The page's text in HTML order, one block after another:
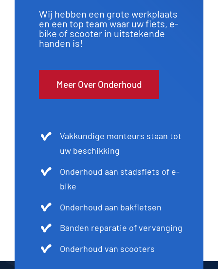
Wij hebben een grote werkplaats
en een top team waar uw fiets, e-
bike of scooter in uitstekende
handen is!
Meer Over Onderhoud
Vakkundige monteurs staan tot
uw beschikking
Onderhoud aan stadsfiets of e-
bike
Onderhoud aan bakfietsen
Banden reparatie of vervanging
Onderhoud van scooters